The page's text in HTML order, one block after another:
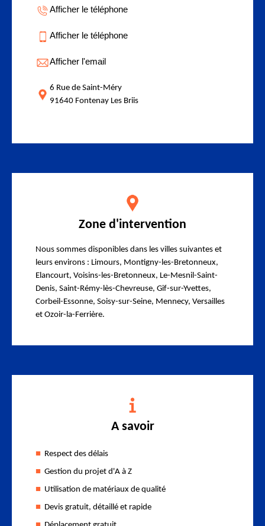
Afficher le téléphone
Afficher le téléphone
Afficher l'email
6 Rue de Saint-Méry
91640 Fontenay Les Briis
Zone d'intervention
Nous sommes disponibles dans les villes suivantes et
leurs environs : Limours, Montigny-les-Bretonneux,
Elancourt, Voisins-les-Bretonneux, Le-Mesnil-Saint-
Denis, Saint-Rémy-lès-Chevreuse, Gif-sur-Yvettes,
Corbeil-Essonne, Soisy-sur-Seine, Mennecy, Versailles
et Ozoir-la-Ferrière.
A savoir
Respect des délais
Gestion du projet d'A à Z
Utilisation de matériaux de qualité
Devis gratuit, détaillé et rapide